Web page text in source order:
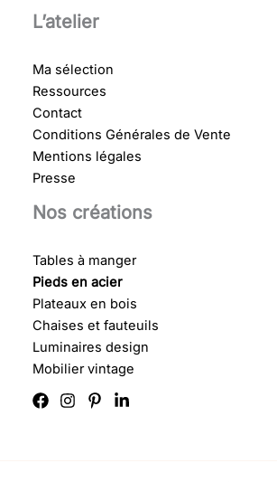
L’atelier
Ma sélection
Ressources
Contact
Conditions Générales de Vente
Mentions légales
Presse
Nos créations
Tables à manger
Pieds en acier
Plateaux en bois
Chaises et fauteuils
Luminaires design
Mobilier vintage